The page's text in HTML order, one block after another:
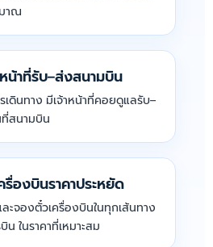
าณ
หน้าที่รับ–ส่งสนามบิน
เดินทาง มีเจ้าหน้าที่คอยดูแลรับ–
สนามบิน
รื่องบินราคาประหยัด
ะจองตั๋วเครื่องบินในทุกเส้นทาง
น ในราคาที่เหมาะสม